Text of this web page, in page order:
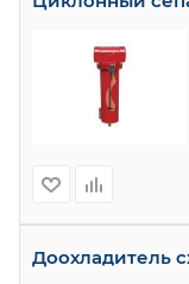
Доохладитель